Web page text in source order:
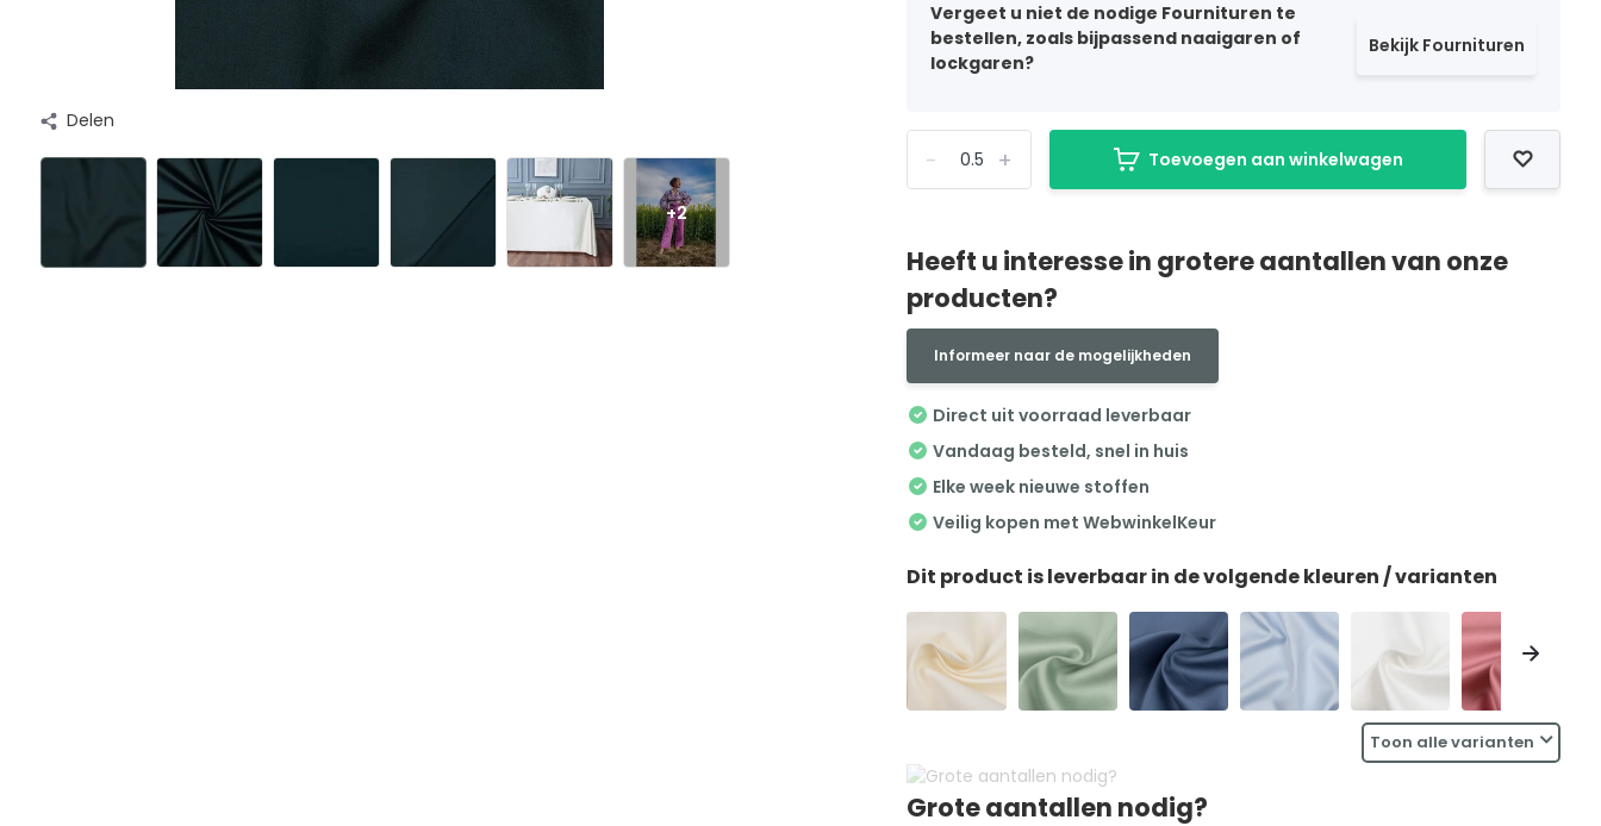
Delen
+2
Vergeet u niet de nodige Fournituren te
bestellen, zoals bijpassend naaigaren of
lockgaren?
Bekijk Fournituren
+
- Toevoegen aan winkelwagen
Heeft u interesse in grotere aantallen van onze
producten?
Informeer naar de mogelijkheden
Direct uit voorraad leverbaar
Vandaag besteld, snel in huis
Elke week nieuwe stoffen
Veilig kopen met WebwinkelKeur
Dit product is leverbaar in de volgende kleuren / varianten
Toon alle varianten
Grote aantallen nodig?